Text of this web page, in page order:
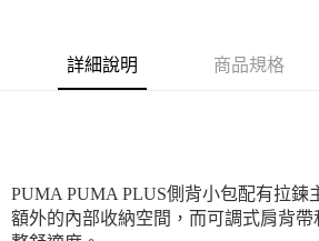
付款後7-11取貨
每筆NT$150，滿NT$1,800(含以上)免運費
宅配貨到付款(離島恕不配送)
詳細說明 商品規格
PUMA PUMA PLUS側背小包配有拉鍊
額外的內部收納空間，而可調式肩背帶